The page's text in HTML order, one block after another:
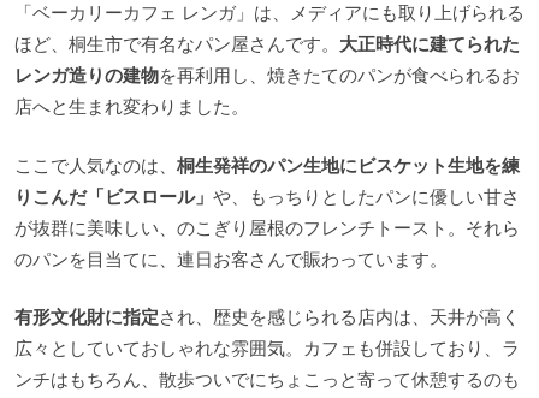
「ベーカリーカフェ レンガ」は、メディアにも取り上げられる
ほど、桐生市で有名なパン屋さんです。 大正時代に建てられた
レンガ造りの建物を再利用し、焼きたてのパンが食べられるお
店へと生まれ変わりました。
ここで人気なのは、 桐生発祥のパン生地にビスケット生地を練
りこんだ「ビスロール」 や、もっちりとしたパンに優しい甘さ
が抜群に美味しい、のこぎり屋根のフレンチトースト。それら
のパンを目当てに、連日お客さんで賑わっています。
有形文化財に指定され、歴史を感じられる店内は、天井が高く
広々としていておしゃれな雰囲気。カフェも併設しており、ラ
ンチはもちろん、散歩ついでにちょこっと寄って休憩するのも